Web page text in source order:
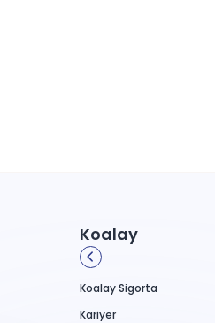
Koalay
Koalay Sigorta
Kariyer